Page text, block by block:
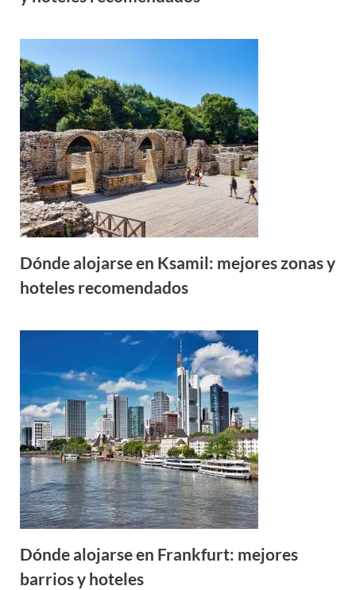
Dónde alojarse en Ksamil: mejores zonas y
hoteles recomendados
Dónde alojarse en Frankfurt: mejores
barrios y hoteles